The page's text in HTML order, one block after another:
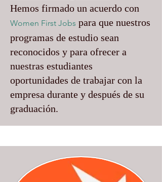
Hemos firmado un acuerdo con
Women First Jobs para que nuestros
programas de estudio sean
reconocidos y para ofrecer a
nuestras estudiantes
oportunidades de trabajar con la
empresa durante y después de su
graduación.